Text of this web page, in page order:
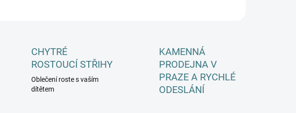
CHYTRÉ
ROSTOUCÍ STŘIHY
Oblečení roste s vaším
dítětem
KAMENNÁ
PRODEJNA V
PRAZE A RYCHLÉ
ODESLÁNÍ